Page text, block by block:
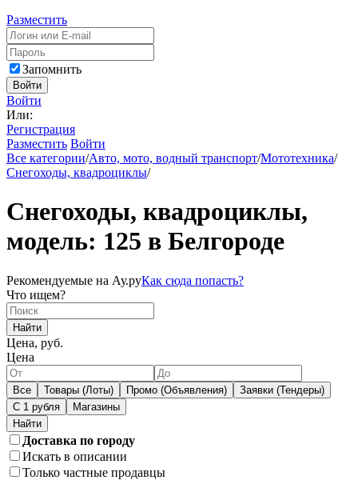
Разместить
Запомнить
Войти
Войти
Или:
Регистрация
Разместить Войти
Все категории/Авто, мото, водный транспорт/Мототехника/
Снегоходы, квадроциклы/
Снегоходы, квадроциклы,
модель: 125 в Белгороде
Рекомендуемые на Ау.руКак сюда попасть?
Что ищем?
Найти
Цена, руб.
Цена
Все Товары (Лоты) Промо (Объявления)
Заявки (Тендеры)
С 1 рубля
Магазины
Доставка по городу
Искать в описании
Только частные продавцы